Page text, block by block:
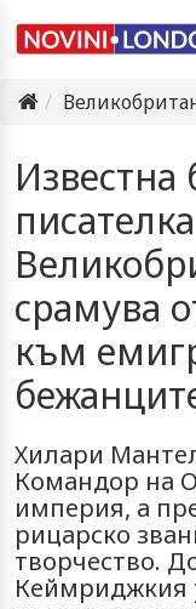
Известна
срамува
към
Хилари
Командор на
империя, а
рицарско
творчество.
Кеймриджкия